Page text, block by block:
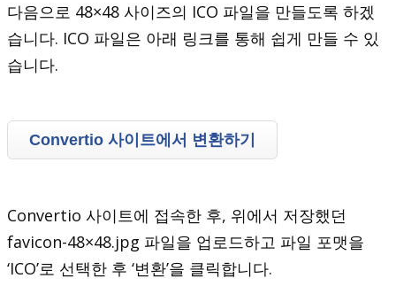
다음으로 48×48 사이즈의 ICO 파일을 만들도록 하겠
습니다. ICO 파일은 아래 링크를 통해 쉽게 만들 수 있
습니다.
Convertio 사이트에서 변환하기
Convertio 사이트에 접속한 후, 위에서 저장했던
favicon-48×48.jpg 파일을 업로드하고 파일 포맷을
‘ICO’로 선택한 후 ‘변환’을 클릭합니다.